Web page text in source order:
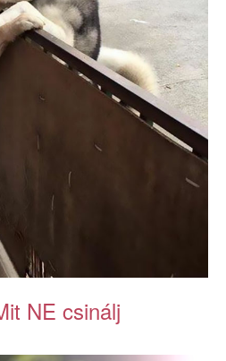
NE csinálj